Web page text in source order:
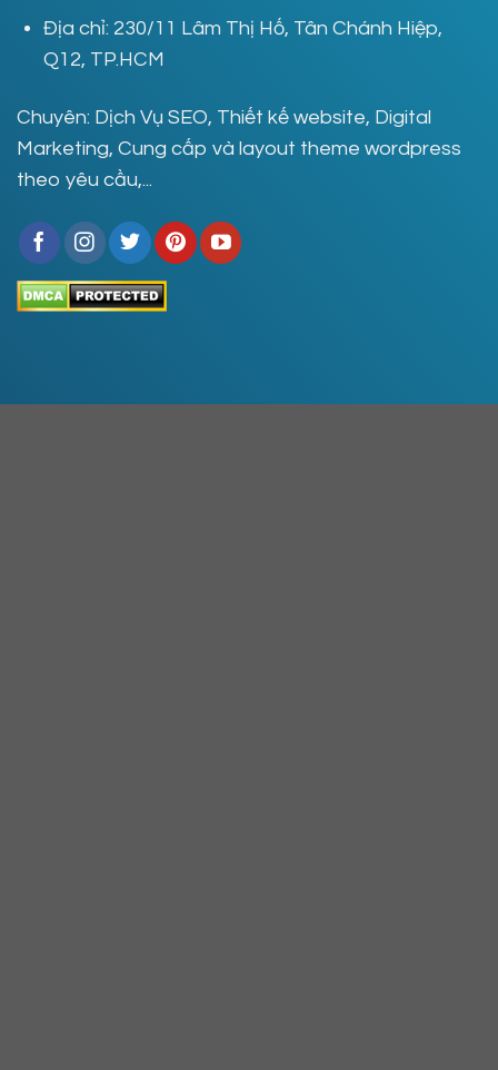
Địa chỉ: 230/11 Lâm Thị Hố, Tân Chánh Hiệp,
Q12, TP.HCM
Chuyên: Dịch Vụ SEO, Thiết kế website, Digital
Marketing, Cung cấp và layout theme wordpress
theo yêu cầu,...